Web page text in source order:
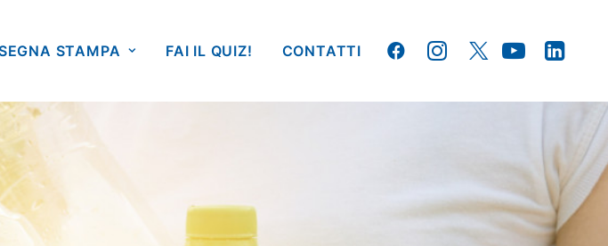
STAMPA FAI IL QUIZ! CONTATTI